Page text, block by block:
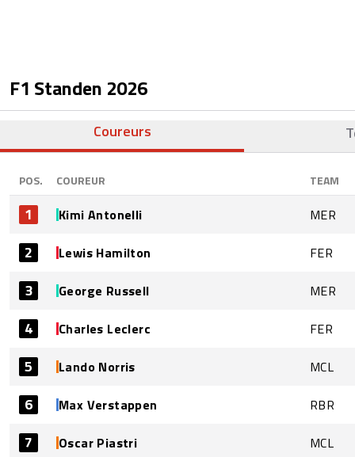
F1 Standen 2026
Coureurs
POS. COUREUR TEAM
1 Kimi Antonelli MER
2 Lewis Hamilton FER
3 George Russell MER
4 Charles Leclerc FER
5 Lando Norris MCL
6 Max Verstappen RBR
7 Oscar Piastri MCL